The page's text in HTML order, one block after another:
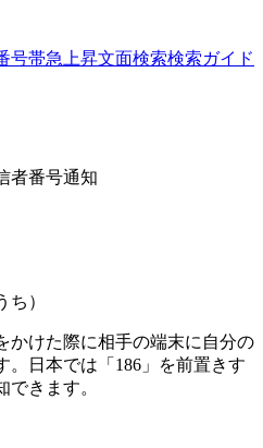
号帯急上昇文面検索検索ガイド
者番号通知
ち ）
かけた際に相手の端末に自分の
。日本では「186」を前置きす
できます。